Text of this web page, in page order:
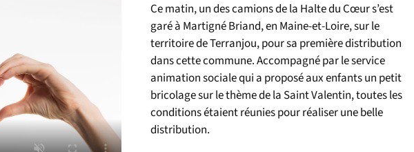
Ce matin, un des camions de la Halte du Cœur s’est
garé à Martigné Briand, en Maine-et-Loire, sur le
territoire de Terranjou, pour sa première distribution
dans cette commune. Accompagné par le service
animation sociale qui a proposé aux enfants un petit
bricolage sur le thème de la Saint Valentin, toutes les
conditions étaient réunies pour réaliser une belle
distribution.